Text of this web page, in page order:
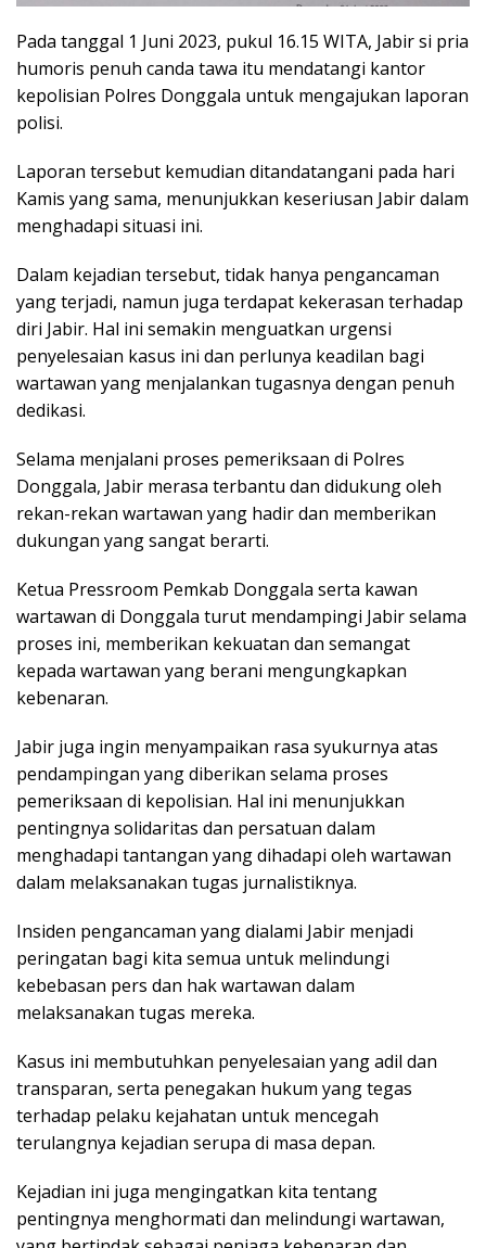
Pada tanggal 1 Juni 2023, pukul 16.15 WITA, Jabir si pria
humoris penuh canda tawa itu mendatangi kantor
kepolisian Polres Donggala untuk mengajukan laporan
polisi.
Laporan tersebut kemudian ditandatangani pada hari
Kamis yang sama, menunjukkan keseriusan Jabir dalam
menghadapi situasi ini.
Dalam kejadian tersebut, tidak hanya pengancaman
yang terjadi, namun juga terdapat kekerasan terhadap
diri Jabir. Hal ini semakin menguatkan urgensi
penyelesaian kasus ini dan perlunya keadilan bagi
wartawan yang menjalankan tugasnya dengan penuh
dedikasi.
Selama menjalani proses pemeriksaan di Polres
Donggala, Jabir merasa terbantu dan didukung oleh
rekan-rekan wartawan yang hadir dan memberikan
dukungan yang sangat berarti.
Ketua Pressroom Pemkab Donggala serta kawan
wartawan di Donggala turut mendampingi Jabir selama
proses ini, memberikan kekuatan dan semangat
kepada wartawan yang berani mengungkapkan
kebenaran.
Jabir juga ingin menyampaikan rasa syukurnya atas
pendampingan yang diberikan selama proses
pemeriksaan di kepolisian. Hal ini menunjukkan
pentingnya solidaritas dan persatuan dalam
menghadapi tantangan yang dihadapi oleh wartawan
dalam melaksanakan tugas jurnalistiknya.
Insiden pengancaman yang dialami Jabir menjadi
peringatan bagi kita semua untuk melindungi
kebebasan pers dan hak wartawan dalam
melaksanakan tugas mereka.
Kasus ini membutuhkan penyelesaian yang adil dan
transparan, serta penegakan hukum yang tegas
terhadap pelaku kejahatan untuk mencegah
terulangnya kejadian serupa di masa depan.
Kejadian ini juga mengingatkan kita tentang
pentingnya menghormati dan melindungi wartawan,